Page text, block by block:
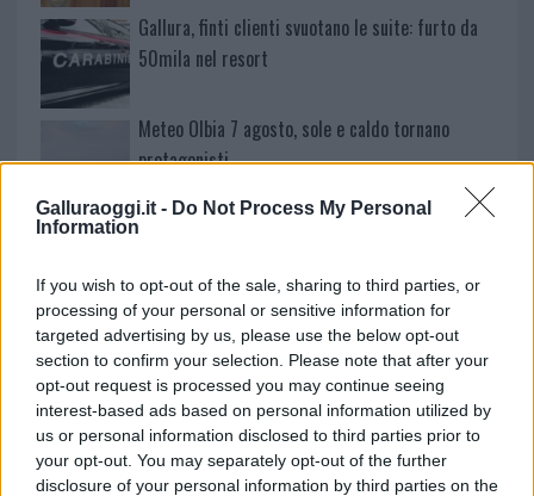
Galluraoggi.it - Do Not Process My Personal
Information
If you wish to opt-out of the sale, sharing to third parties, or
processing of your personal or sensitive information for
targeted advertising by us, please use the below opt-out
section to confirm your selection. Please note that after your
opt-out request is processed you may continue seeing
interest-based ads based on personal information utilized by
us or personal information disclosed to third parties prior to
your opt-out. You may separately opt-out of the further
disclosure of your personal information by third parties on the
Gallura, finti clienti svuotano le suite: furto da
50mila nel resort
Meteo Olbia 7 agosto, sole e caldo tornano
protagonisti
Test tunnel Olbia: rampe chiuse ancora fino a
Aggius conquista la classifica delle mete più
amate dell’estate 2026